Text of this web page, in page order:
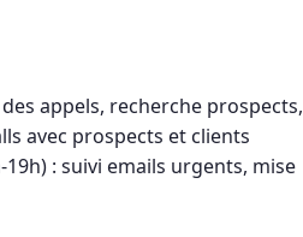
appels, recherche prospects,
avec prospects et clients
19h) : suivi emails urgents, mise